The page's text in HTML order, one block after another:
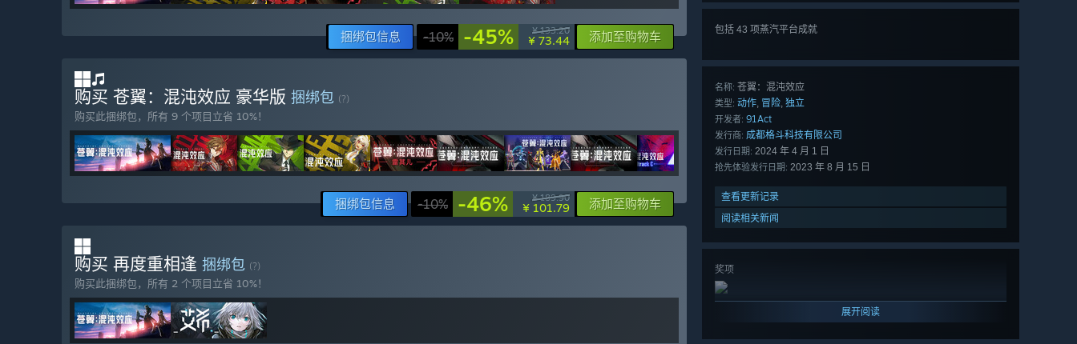
包括 43 项蒸汽平台成就
名称: 苍翼：混沌效应
类型: 动作 冒险 独立
开发者: 91Act
发行商: 成都格斗科技有限公司
发行日期: 2024 年 4 月 1 日
抢先体验发行日期: 2023 年 8 月 15 日
查看更新记录
阅读相关新闻
奖项
展开阅读
捆绑包信息 -10% -45% ¥ 133.20
¥ 73.44 添加至购物车
购买 苍翼：混沌效应 豪华版 捆绑包 (?)
购买此捆绑包，所有 9 个项目立省 10%！
捆绑包信息 -10% -46% ¥ 189.90
¥ 101.79 添加至购物车
购买 再度重相逢 捆绑包 (?)
购买此捆绑包，所有 2 个项目立省 10%！